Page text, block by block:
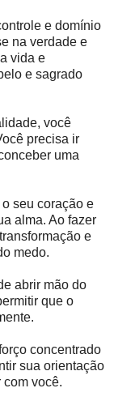
e domínio
na verdade e
vida e
e sagrado
você
precisa ir
uma
seu coração e
alma. Ao fazer
e
medo.
abrir mão do
que o
concentrado
sua orientação
você.